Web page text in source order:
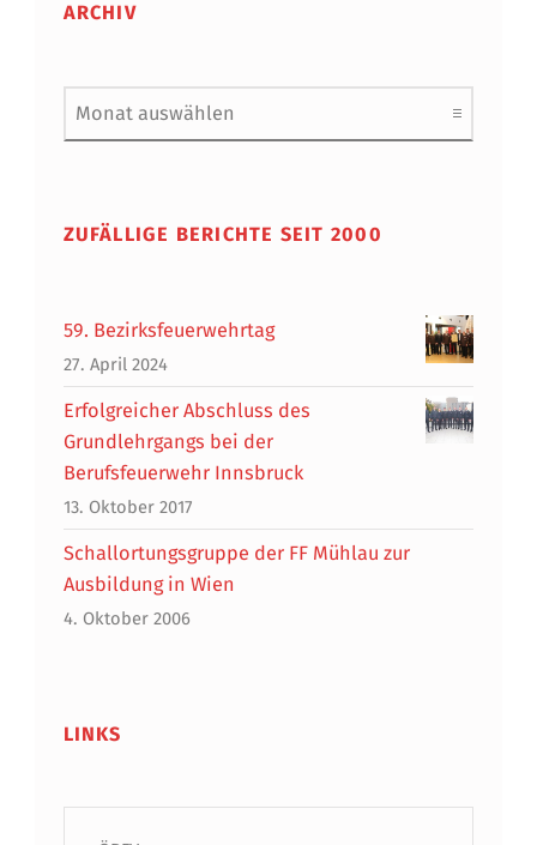
ARCHIV
Archiv
ZUFÄLLIGE BERICHTE SEIT 2000
59. Bezirksfeuerwehrtag
27. April 2024
Erfolgreicher Abschluss des
Grundlehrgangs bei der
Berufsfeuerwehr Innsbruck
13. Oktober 2017
Schallortungsgruppe der FF Mühlau zur
Ausbildung in Wien
4. Oktober 2006
LINKS